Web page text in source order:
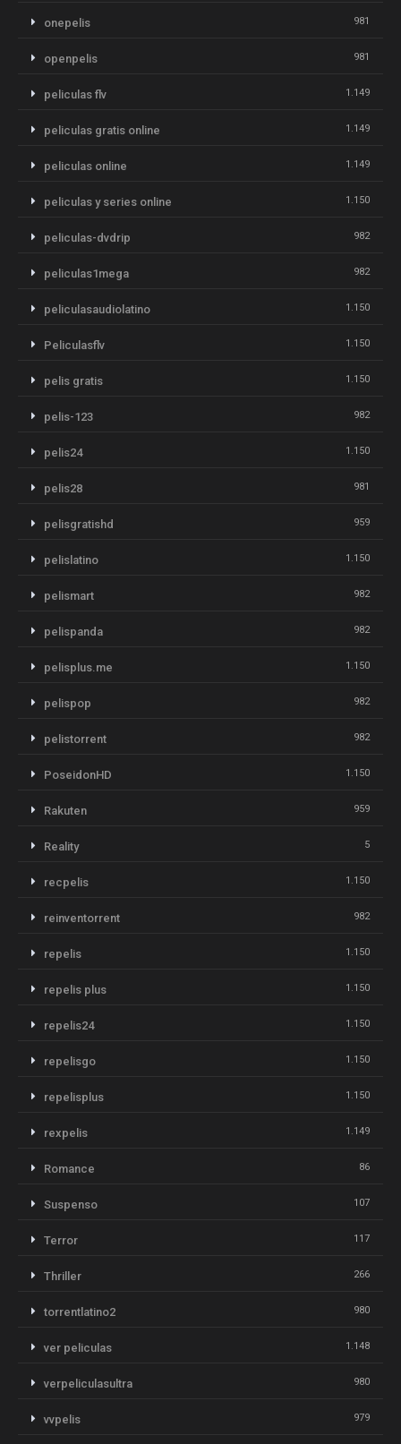
onepelis 981
openpelis 981
peliculas flv 1.149
peliculas gratis online 1.149
peliculas online 1.149
peliculas y series online 1.150
peliculas-dvdrip 982
peliculas1mega 982
peliculasaudiolatino 1.150
Peliculasflv 1.150
pelis gratis 1.150
pelis-123 982
pelis24 1.150
pelis28 981
pelisgratishd 959
pelislatino 1.150
pelismart 982
pelispanda 982
pelisplus.me 1.150
pelispop 982
pelistorrent 982
PoseidonHD 1.150
Rakuten 959
Reality 5
recpelis 1.150
reinventorrent 982
repelis 1.150
repelis plus 1.150
repelis24 1.150
repelisgo 1.150
repelisplus 1.150
rexpelis 1.149
Romance 86
Suspenso 107
Terror 117
Thriller 266
torrentlatino2 980
ver peliculas 1.148
verpeliculasultra 980
vvpelis 979